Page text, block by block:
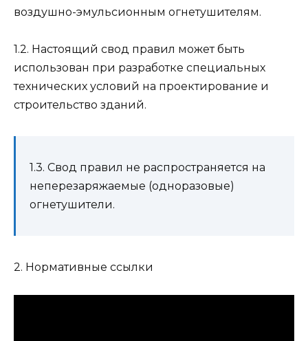
воздушно-эмульсионным огнетушителям.
1.2. Настоящий свод правил может быть
использован при разработке специальных
технических условий на проектирование и
строительство зданий.
1.3. Свод правил не распространяется на
неперезаряжаемые (одноразовые)
огнетушители.
2. Нормативные ссылки